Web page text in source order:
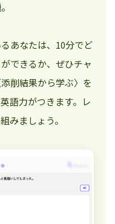
あなたは、10分でど
できるか、ぜひチャ
削結果から学ぶ〉を
語力がつきます。レ
みましょう。